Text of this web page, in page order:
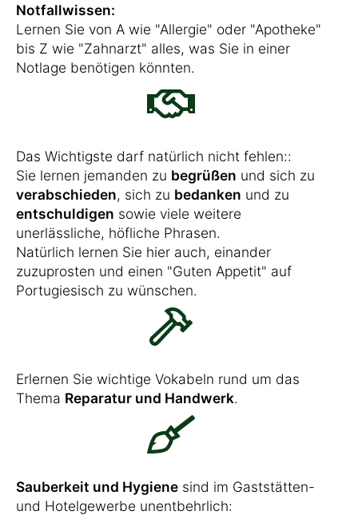
Notfallwissen:
Lernen Sie von A wie "Allergie" oder "Apotheke"
bis Z wie "Zahnarzt" alles, was Sie in einer
Notlage benötigen könnten.
Das Wichtigste darf natürlich nicht fehlen::
Sie lernen jemanden zu begrüßen und sich zu
verabschieden, sich zu bedanken und zu
entschuldigen sowie viele weitere
unerlässliche, höfliche Phrasen.
Natürlich lernen Sie hier auch, einander
zuzuprosten und einen "Guten Appetit" auf
Portugiesisch zu wünschen.
Erlernen Sie wichtige Vokabeln rund um das
Thema Reparatur und Handwerk.
Sauberkeit und Hygiene sind im Gaststätten-
und Hotelgewerbe unentbehrlich: